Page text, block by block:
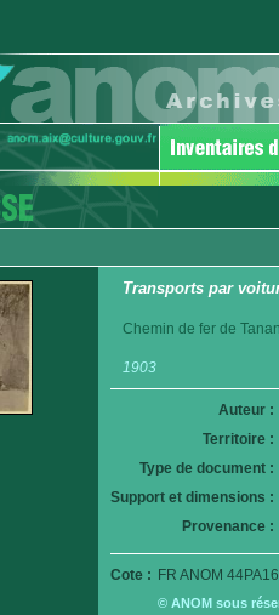
Transports par
Chemin de fer de
1903
Auteur :
Territoire :
Type de document :
Support et dimensions :
Provenance :
Cote : FR ANOM
© ANOM sous